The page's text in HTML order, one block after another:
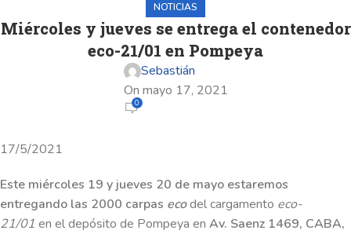
NOTICIAS
Miércoles y jueves se entrega el contenedor
eco-21/01 en Pompeya
Sebastián
On mayo 17, 2021
0
17/5/2021
Este miércoles 19 y jueves 20 de mayo estaremos
entregando las 2000 carpas ecodel cargamento eco-
21/01 en el depósito de Pompeya en Av. Saenz 1469, CABA,